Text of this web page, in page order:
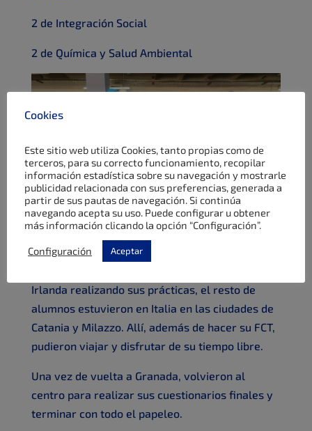
2 de Integración Social
2 de Química y Salud Ambiental
Irlanda realizando sus prácticas, el resto de
alumnos estuvieron en Italia en las ciudades de
Catania y Milazzo. Allí, además de hacer su FCT,
pudieron viajar y disfrutar de su tiempo libre.
Una vez de vuelta a Granada, volvieron al
centro para realizar sus cuestionarios finales y
terminar con todo el papeleo.
Cookies
Este sitio web utiliza Cookies, tanto propias como de
terceros, para su correcto funcionamiento, recopilar
información estadística sobre su navegación y mostrarle
publicidad relacionada con sus preferencias, generada a
partir de sus pautas de navegación. Si continúa
navegando acepta su uso. Puede configurar u obtener
más información clicando la opción “Configuración”.
Configuración Aceptar